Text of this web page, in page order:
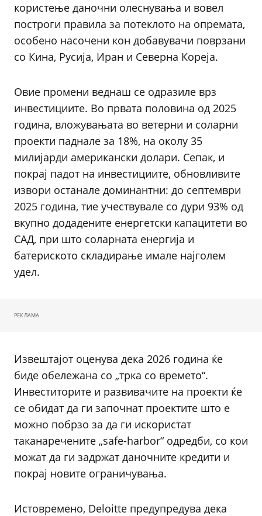
користење даночни олеснувања и вовел
построги правила за потеклото на опремата,
особено насочени кон добавувачи поврзани
со Кина, Русија, Иран и Северна Кореја.
Овие промени веднаш се одразиле врз
инвестициите. Во првата половина од 2025
година, вложувањата во ветерни и соларни
проекти паднале за 18%, на околу 35
милијарди американски долари. Сепак, и
покрај падот на инвестициите, обновливите
извори останале доминантни: до септември
2025 година, тие учествувале со дури 93% од
вкупно додадените енергетски капацитети во
САД, при што соларната енергија и
батериското складирање имале најголем
удел.
РЕКЛАМА
Извештајот оценува дека 2026 година ќе
биде обележана со „трка со времето“.
Инвеститорите и развивачите на проекти ќе
се обидат да ги започнат проектите што е
можно побрзо за да ги искористат
таканаречените „safe-harbor“ одредби, со кои
можат да ги задржат даночните кредити и
покрај новите ограничувања.
Истовремено, Deloitte предупредува дека